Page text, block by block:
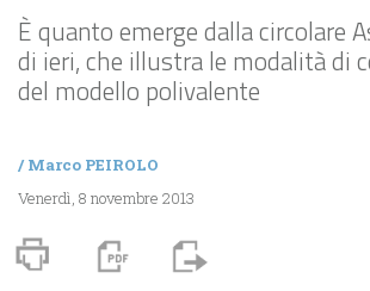
È quanto emerge dalla circolare
di ieri, che illustra le modalità di
del modello polivalente
/Marco PEIROLO
Venerdì, 8 novembre 2013